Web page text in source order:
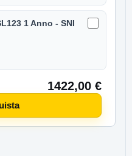
1 Anno - SNI
1422,00 €